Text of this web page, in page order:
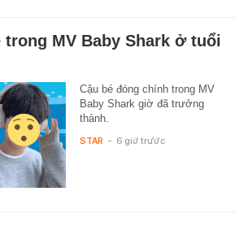
trong MV Baby Shark ở tuổi
Cậu bé đóng chính trong MV
Baby Shark giờ đã trưởng
thành.
STAR - 6 giờ trước